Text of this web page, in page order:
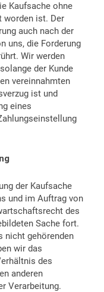
Kaufsache ohne
worden ist. Der
auch nach der
uns, die Forderung
Wir werden
der Kunde
vereinnahmten
ist und
eines
der Kaufsache
und im Auftrag von
des
Sache fort.
nicht gehörenden
wir das
des
anderen
Verarbeitung.